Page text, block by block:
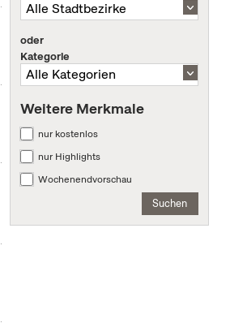
oder
Kategorie
Weitere Merkmale
nur kostenlos
nur Highlights
Wochenendvorschau
Suchen